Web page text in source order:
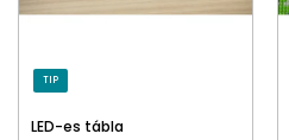
TIP
LED-es tábla